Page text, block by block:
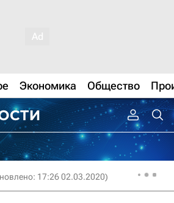
Экономика Общество
17:26 02.03.2020)